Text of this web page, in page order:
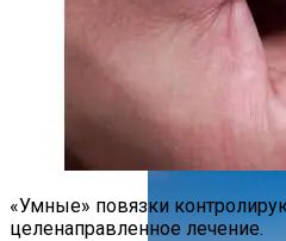
Китай Вывел
Опасений
Высотой 220
«Умные» повязки
целенаправленное лечение.